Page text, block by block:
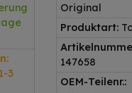
3
Original
Produktart:
147658
OEM-Teilenr.: